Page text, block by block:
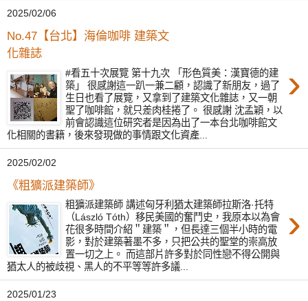
2025/02/06
No.47【台北】海倫咖啡 建築文
化雜誌
›
#看五十次展覽 第十九次 「形色質美：漢寶德的建
築」 很感謝這一趴一兼二顧，認識了新朋友，過了
生日也看了展覽，又拿到了建築文化雜誌，又一朝
聖了咖啡館，就只差肉桂捲了。 很感謝 沈孟穎，以
前會認識這位研究者是因為出了一本台北咖啡館文
化相關的書籍，後來發現做的事情跟文化資產...
2025/02/02
《粗獷派建築師》
›
粗獷派建築師 講述匈牙利猶太建築師拉斯洛·托特
（László Tóth）移民美國的奮鬥史，我原本以為會
花很多時間介紹＂建築＂，但長達三個半小時的電
影，對於建築著墨不多，只把公共的聖堂的崇高放
置一切之上。 而這部片許多對於同性戀不得公開與
猶太人的被歧視、黑人的不平等等許多議...
2025/01/23